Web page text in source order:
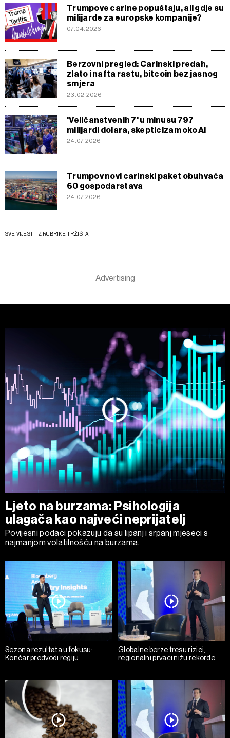
Trumpove carine popuštaju, ali gdje su
milijarde za europske kompanije?
07.04.2026
Berzovni pregled: Carinski predah,
zlato i nafta rastu, bitcoin bez jasnog
smjera
23.02.2026
'Veličanstvenih 7' u minusu 797
milijardi dolara, skepticizam oko Al
24.07.2026
Trumpov novi carinski paket obuhvaća
60 gospodarstava
24.07.2026
SVE VIJESTI IZ RUBRIKE TRŽIŠTA
Ljeto na burzama: Psihologija
ulagača kao najveći neprijatelj
Povijesni podaci pokazuju da su lipanj i srpanj mjeseci s
najmanjom volatilnošću na burzama.
Sezona rezultata u fokusu:
Končar predvodi regiju
Globalne berze tresu rizici,
regionalni prvaci nižu rekorde